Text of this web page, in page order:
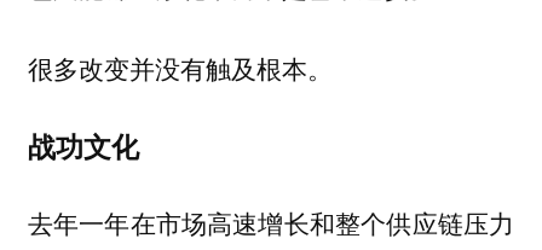
很多改变并没有触及根本。
战功文化
去年一年在市场高速增长和整个供应链压力